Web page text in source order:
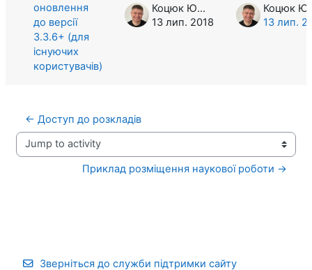
оновлення
до версії
3.3.6+ (для
існуючих
користувачів)
Коцюк Юрій
13 лип. 2018
13 лип.
← Доступ до розкладів
Jump to activity
Приклад розміщення наукової роботи →
Зверніться до служби підтримки сайту